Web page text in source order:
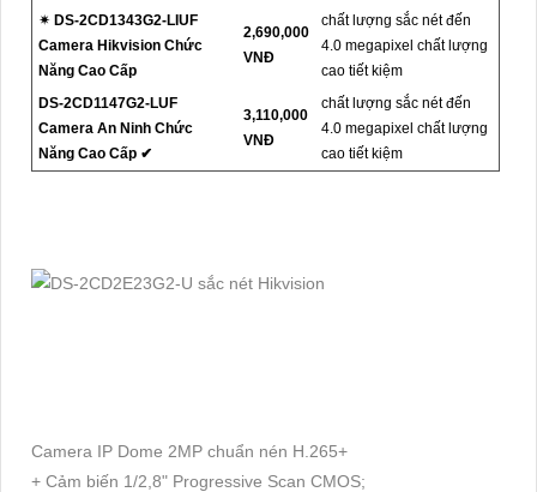
✴ DS-2CD1343G2-LIUF
Camera Hikvision Chức
Năng Cao Cấp
2,690,000
VNĐ
chất lượng sắc nét đến
4.0 megapixel chất lượng
cao tiết kiệm
DS-2CD1147G2-LUF
Camera An Ninh Chức
Năng Cao Cấp ✔
3,110,000
VNĐ
chất lượng sắc nét đến
4.0 megapixel chất lượng
cao tiết kiệm
Camera IP Dome 2MP chuẩn nén H.265+
+ Cảm biến 1/2,8" Progressive Scan CMOS;